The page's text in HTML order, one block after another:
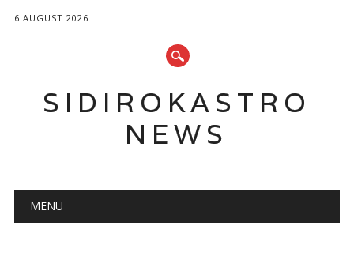
6 AUGUST 2026
SIDIROKASTRO
NEWS
Main menu
MENU